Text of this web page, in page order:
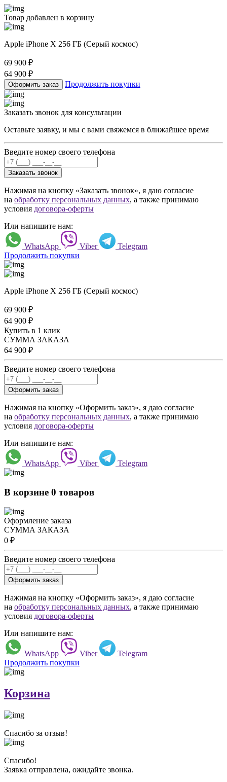
Товар добавлен в корзину
Apple iPhone X 256 ГБ (Серый космос)
69 900 ₽
64 900 ₽
Оформить заказ Продолжить покупки
Заказать звонок для консультации
Оставьте заявку, и мы с вами свяжемся в ближайшее время
Введите номер своего телефона
Заказать звонок
Нажимая на кнопку «Заказать звонок», я даю согласие
на обработку персональных данных, а также принимаю
условия договора-оферты
Или напишите нам:
WhatsApp Viber
Telegram
Продолжить покупки
Apple iPhone X 256 ГБ (Серый космос)
69 900 ₽
64 900 ₽
Купить в 1 клик
СУММА ЗАКАЗА
64 900 ₽
Введите номер своего телефона
Оформить заказ
Нажимая на кнопку «Оформить заказ», я даю согласие
на обработку персональных данных, а также принимаю
условия договора-оферты
Или напишите нам:
WhatsApp Viber Telegram
В корзине 0 товаров
Оформление заказа
СУММА ЗАКАЗА
0 ₽
Введите номер своего телефона
Оформить заказ
Нажимая на кнопку «Оформить заказ», я даю согласие
на обработку персональных данных, а также принимаю
условия договора-оферты
Или напишите нам:
WhatsApp Viber
Telegram
Продолжить покупки
Корзина
Спасибо за отзыв!
Спасибо!
Заявка отправлена, ожидайте звонка.